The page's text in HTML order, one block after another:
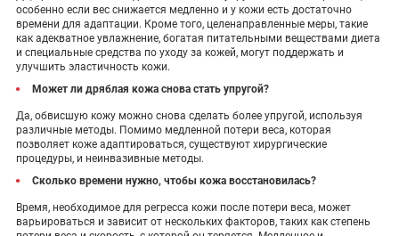
особенно если вес снижается медленно и у кожи есть достаточно
времени для адаптации. Кроме того, целенаправленные меры, такие
как адекватное увлажнение, богатая питательными веществами диета
и специальные средства по уходу за кожей, могут поддержать и
улучшить эластичность кожи.
Может ли дряблая кожа снова стать упругой?
Да, обвисшую кожу можно снова сделать более упругой, используя
различные методы. Помимо медленной потери веса, которая
позволяет коже адаптироваться, существуют хирургические
процедуры, и неинвазивные методы.
Сколько времени нужно, чтобы кожа восстановилась?
Время, необходимое для регресса кожи после потери веса, может
варьироваться и зависит от нескольких факторов, таких как степень